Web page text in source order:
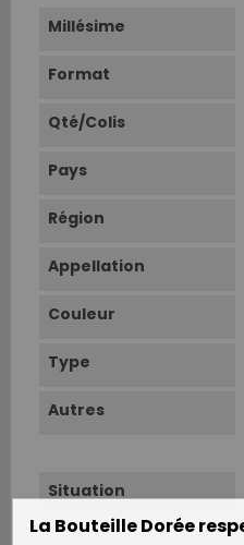
Millésime
Format
Qté/Colis
Pays
Région
Appellation
Couleur
Type
Autres
Situation
La Bouteille Dorée